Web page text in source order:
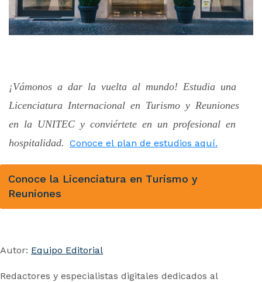
¡Vámonos a dar la vuelta al mundo! Estudia una
Licenciatura Internacional en Turismo y Reuniones
en la UNITEC y conviértete en un profesional en
hospitalidad. Conoce el plan de estudios aquí.
Conoce la Licenciatura en Turismo y
Reuniones
Autor: Equipo Editorial
Redactores y especialistas digitales dedicados al